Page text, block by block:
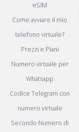
eSIM
Come avviare il mio
telefono virtuale?
Prezzi e Piani
Numero virtuale per
Whatsapp
Codice Telegram con
numero virtuale
Secondo Numero di